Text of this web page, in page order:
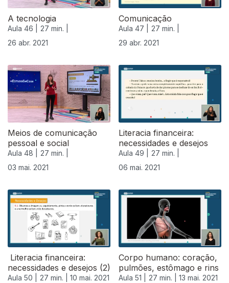
A tecnologia
Aula 46 |
27 min. |
26 abr. 2021
Comunicação
Aula 47 |
27 min. |
29 abr. 2021
Meios de comunicação
pessoal e social
Aula 48 |
27 min. |
03 mai. 2021
Literacia financeira:
necessidades e desejos
Aula 49 |
27 min. |
06 mai. 2021
Literacia financeira:
necessidades e desejos (2)
Aula 50 | 27 min. | 10 mai. 2021
Corpo humano: coração,
pulmões, estômago e rins
Aula 51 | 27 min. | 13 mai. 2021